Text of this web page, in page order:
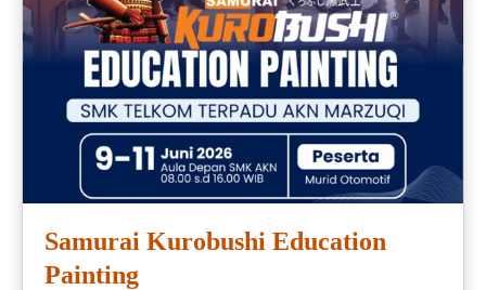
Samurai Kurobushi Education
Painting